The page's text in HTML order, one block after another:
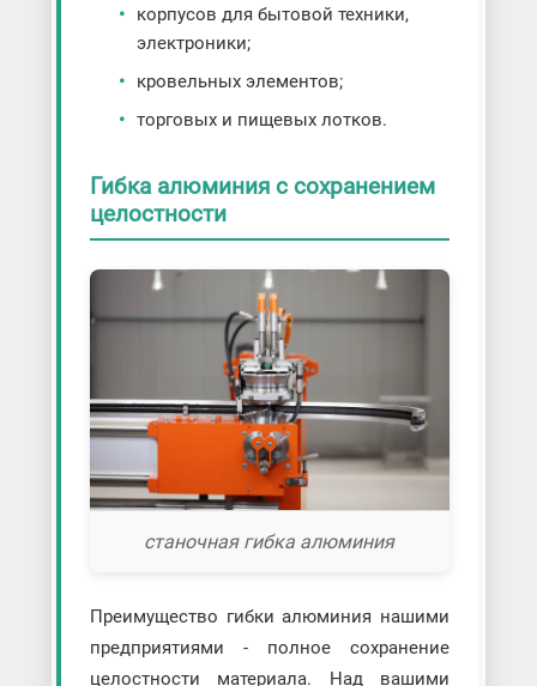
корпусов для бытовой техники,
электроники;
кровельных элементов;
торговых и пищевых лотков.
Гибка алюминия с сохранением
целостности
станочная гибка алюминия
Преимущество гибки алюминия нашими
предприятиями - полное сохранение
целостности материала. Над вашими